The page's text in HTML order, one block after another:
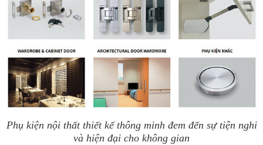
Phụ kiện nội thất thiết kế thông minh đem đến sự tiện nghi
và hiện đại cho không gian